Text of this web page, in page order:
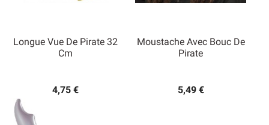
Longue Vue De Pirate 32
Cm
4,75 €
Moustache Avec Bouc De
Pirate
5,49 €